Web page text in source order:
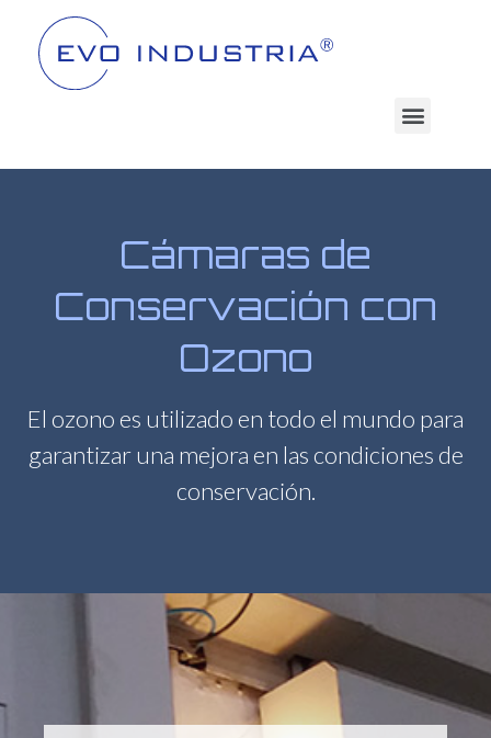
Cámaras de
Conservación con
Ozono
El ozono es utilizado en todo el mundo para
garantizar una mejora en las condiciones de
conservación.